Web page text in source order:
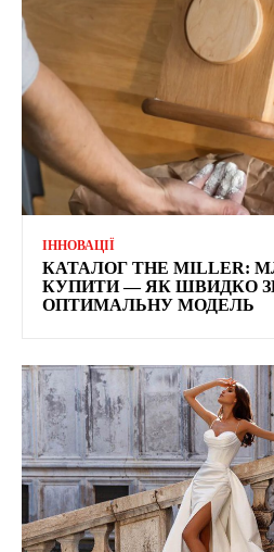
ІННОВАЦІЇ
КАТАЛОГ THE MILLER:
КУПИТИ — ЯК ШВИДКО
ОПТИМАЛЬНУ МОДЕЛЬ